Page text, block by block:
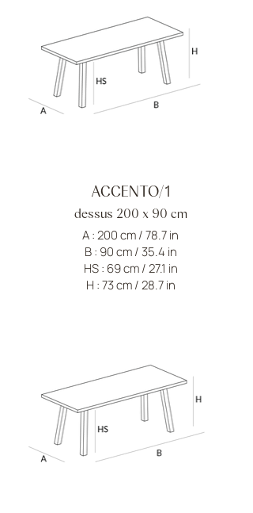
ACCENTO/1
dessus 200 x 90 cm
A : 200 cm / 78.7 in
B : 90 cm / 35.4 in
HS : 69 cm / 27.1 in
H : 73 cm / 28.7 in